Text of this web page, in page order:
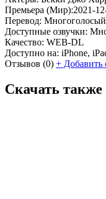
Премьера (Мир):2021-
Перевод:
Доступные озвучки:
Качество: WEB-DL
Доступно на: iPhone,
Отзывов (0) + Добавить
Скачать также